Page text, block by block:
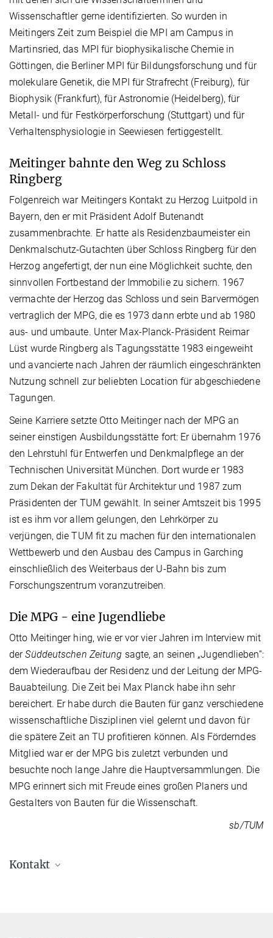
Wissenschaftler gerne identifizierten. So wurden in
Meitingers Zeit zum Beispiel die MPI am Campus in
Martinsried, das MPI für biophysikalische Chemie in
Göttingen, die Berliner MPI für Bildungsforschung und für
molekulare Genetik, die MPI für Strafrecht (Freiburg), für
Biophysik (Frankfurt), für Astronomie (Heidelberg), für
Metall- und für Festkörperforschung (Stuttgart) und für
Verhaltensphysiologie in Seewiesen fertiggestellt.
Meitinger bahnte den Weg zu Schloss
Ringberg
Folgenreich war Meitingers Kontakt zu Herzog Luitpold in
Bayern, den er mit Präsident Adolf Butenandt
zusammenbrachte. Er hatte als Residenzbaumeister ein
Denkmalschutz-Gutachten über Schloss Ringberg für den
Herzog angefertigt, der nun eine Möglichkeit suchte, den
sinnvollen Fortbestand der Immobilie zu sichern. 1967
vermachte der Herzog das Schloss und sein Barvermögen
vertraglich der MPG, die es 1973 dann erbte und ab 1980
aus- und umbaute. Unter Max-Planck-Präsident Reimar
Lüst wurde Ringberg als Tagungsstätte 1983 eingeweiht
und avancierte nach Jahren der räumlich eingeschränkten
Nutzung schnell zur beliebten Location für abgeschiedene
Tagungen.
Seine Karriere setzte Otto Meitinger nach der MPG an
seiner einstigen Ausbildungsstätte fort: Er übernahm 1976
den Lehrstuhl für Entwerfen und Denkmalpflege an der
Technischen Universität München. Dort wurde er 1983
zum Dekan der Fakultät für Architektur und 1987 zum
Präsidenten der TUM gewählt. In seiner Amtszeit bis 1995
ist es ihm vor allem gelungen, den Lehrkörper zu
verjüngen, die TUM fit zu machen für den internationalen
Wettbewerb und den Ausbau des Campus in Garching
einschließlich des Weiterbaus der U-Bahn bis zum
Forschungszentrum voranzutreiben.
Die MPG - eine Jugendliebe
Otto Meitinger hing, wie er vor vier Jahren im Interview mit
derSüddeutschen Zeitung sagte, an seinen „Jugendlieben“:
dem Wiederaufbau der Residenz und der Leitung der MPG-
Bauabteilung. Die Zeit bei Max Planck habe ihn sehr
bereichert. Er habe durch die Bauten für ganz verschiedene
wissenschaftliche Disziplinen viel gelernt und davon für
die spätere Zeit an TU profitieren können. Als Förderndes
Mitglied war er der MPG bis zuletzt verbunden und
besuchte noch lange Jahre die Hauptversammlungen. Die
MPG erinnert sich mit Freude eines großen Planers und
Gestalters von Bauten für die Wissenschaft.
sb/TUM
Kontakt
presse@gv.mpg.de